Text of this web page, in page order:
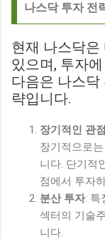
나스닥 투자 전
현재 나스닥은
있으며, 투자
다음은 나스닥
략입니다.
장기적인 관
장기적으로
니다. 단기적
점에서 투자
분산 투자: 특
섹터의 기술
니다.